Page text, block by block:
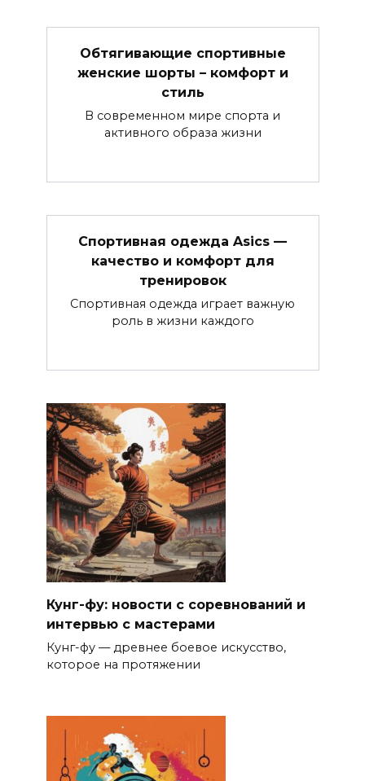
Обтягивающие спортивные
женские шорты – комфорт и
стиль
В современном мире спорта и
активного образа жизни
Спортивная одежда Asics —
качество и комфорт для
тренировок
Спортивная одежда играет важную
роль в жизни каждого
Кунг-фу: новости с соревнований и
интервью с мастерами
Кунг-фу — древнее боевое искусство,
которое на протяжении